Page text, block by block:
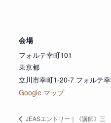
会場
フォルテ幸町101
東京都
立川市幸町1-20-7 フォルテ
Google マップ
JEASエントリー｜《講師》三